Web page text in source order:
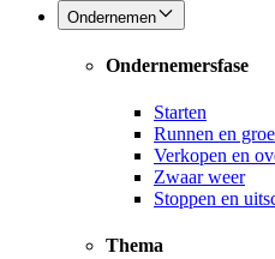
Ondernemen
Ondernemersfase
Starten
Runnen en
Verkopen en
Zwaar weer
Stoppen en
Thema